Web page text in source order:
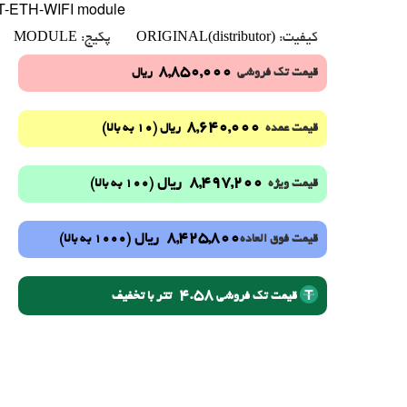
ETH-WIFI module
کیفیت: ORIGINAL(distributor) پکیج: MODULE
قیمت تک فروشی 8,850,000 ریال
قیمت عمده 8,640,000 ریال (10 به بالا)
قیمت ویژه 8,497,200 ریال (100 به بالا)
قیمت فوق العاده8,425,800 ریال (1000 به بالا)
قیمت تک فروشی 4.58 تتر با تخفیف